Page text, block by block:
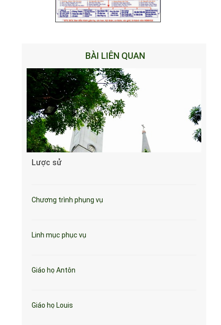
BÀI LIÊN QUAN
Lược sử
Chương trình phụng vụ
Linh mục phục vụ
Giáo họ Antôn
Giáo họ Louis